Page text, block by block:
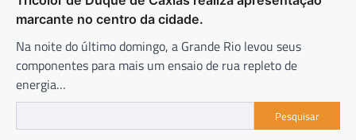
marcante no centro da cidade.
Na noite do último domingo, a Grande Rio levou seus
componentes para mais um ensaio de rua repleto de
energia…
Pesquisar